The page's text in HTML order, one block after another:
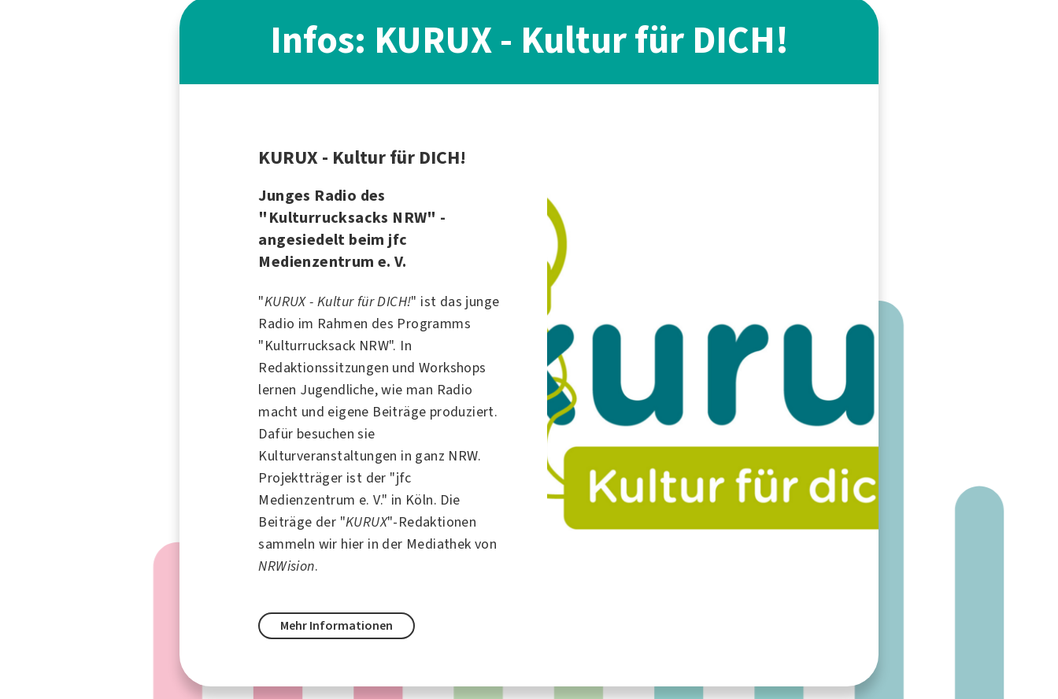
Infos: KURUX - Kultur für DICH!
KURUX - Kultur für DICH!
Junges Radio des
"Kulturrucksacks NRW" -
angesiedelt beim jfc
Medienzentrum e. V.
"KURUX - Kultur für DICH!" ist das junge
Radio im Rahmen des Programms
"Kulturrucksack NRW". In
Redaktionssitzungen und Workshops
lernen Jugendliche, wie man Radio
macht und eigene Beiträge produziert.
Dafür besuchen sie
Kulturveranstaltungen in ganz NRW.
Projektträger ist der "jfc
Medienzentrum e. V." in Köln. Die
Beiträge der "KURUX"-Redaktionen
sammeln wir hier in der Mediathek von
NRWision.
Mehr Informationen